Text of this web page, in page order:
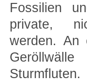
Fossilien
private,
werden. An